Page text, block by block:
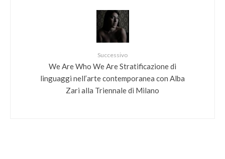
Successivo
We Are Who We Are Stratificazione di
linguaggi nell’arte contemporanea con Alba
Zari alla Triennale di Milano